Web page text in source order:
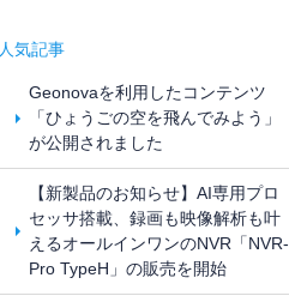
人気記事
Geonovaを利用したコンテンツ
「ひょうごの空を飛んでみよう」
が公開されました
【新製品のお知らせ】AI専用プロ
セッサ搭載、録画も映像解析も叶
えるオールインワンのNVR「NVR-
Pro TypeH」の販売を開始